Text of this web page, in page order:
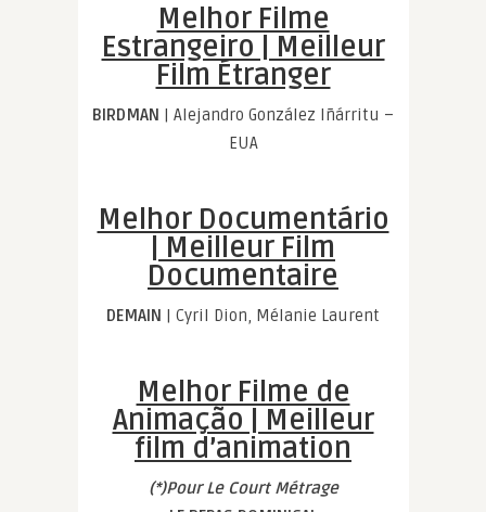
Melhor Filme
Estrangeiro | Meilleur
Film Étranger
BIRDMAN | Alejandro González Iñárritu –
EUA
Melhor Documentário
| Meilleur Film
Documentaire
DEMAIN | Cyril Dion, Mélanie Laurent
Melhor Filme de
Animação | Meilleur
film d’animation
(*)Pour Le Court Métrage